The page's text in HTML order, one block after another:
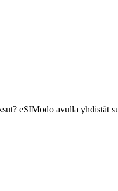
eSIModo avulla